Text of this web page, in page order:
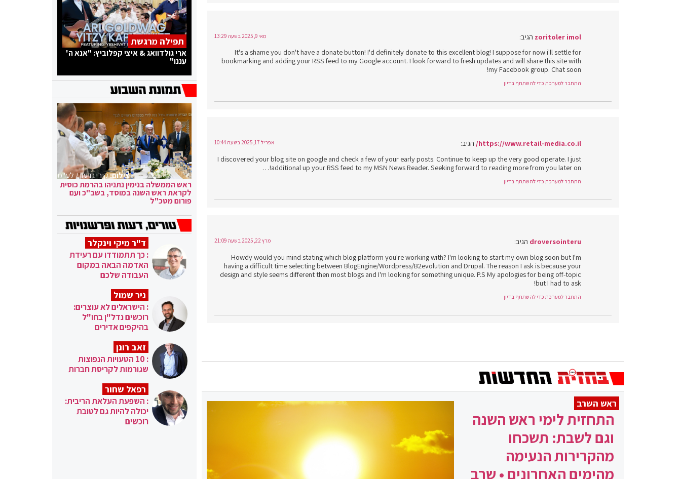
zoritoler imol הגיב: מאי 9, 2025 בשעה 13:29
It's a shame you don't have a donate button! I'd definitely donate to this excellent blog! I suppose for now i'll settle for
bookmarking and adding your RSS feed to my Google account. I look forward to fresh updates and will share this site with
my Facebook group. Chat soon!
התחבר למערכת כדי להשתתף בדיון
https://www.retail-media.co.il/ הגיב: אפריל 17, 2025 בשעה 10:44
I discovered your blog site on google and check a few of your early posts. Continue to keep up the very good operate. I just
additional up your RSS feed to my MSN News Reader. Seeking forward to reading more from you later on!…
התחבר למערכת כדי להשתתף בדיון
droversointeru הגיב: מרץ 22, 2025 בשעה 21:09
Howdy would you mind stating which blog platform you're working with? I'm looking to start my own blog soon but I'm
having a difficult time selecting between BlogEngine/Wordpress/B2evolution and Drupal. The reason I ask is because your
design and style seems different then most blogs and I'm looking for something unique. P.S My apologies for being off-topic
but I had to ask!
התחבר למערכת כדי להשתתף בדיון
ראש השרב
התחזית לימי ראש השנה
וגם לשבת: תשכחו
מהקרירות הנעימה
מהימים האחרונים • שרב
תפילה מרגשת
ארי גולדוואג & איצי קפלוביץ: "אנא ה'
עננו"
צילום:קובי גדעון / לע"מ
ראש הממשלה בנימין נתניהו בהרמת כוסית
לקראת ראש השנה במוסד, בשב"כ ועם
פורום מטכ"ל
ד"ר מיקי וינקלר
: כך תתמודדו עם רעידת
האדמה הבאה במקום
העבודה שלכם
ניר שמול
: הישראלים לא עוצרים:
רוכשים נדל"ן בחו"ל
בהיקפים אדירים
זאב רונן
: 10 הטעויות הנפוצות
שגורמות לקריסת חברות
רפאל שחור
: השפעת העלאת הריבית:
יכולה להיות גם לטובת
רוכשים